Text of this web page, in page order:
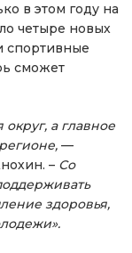
в этом году на
четыре новых
спортивные
сможет
округ, а главное
—
– Со
здоровья,